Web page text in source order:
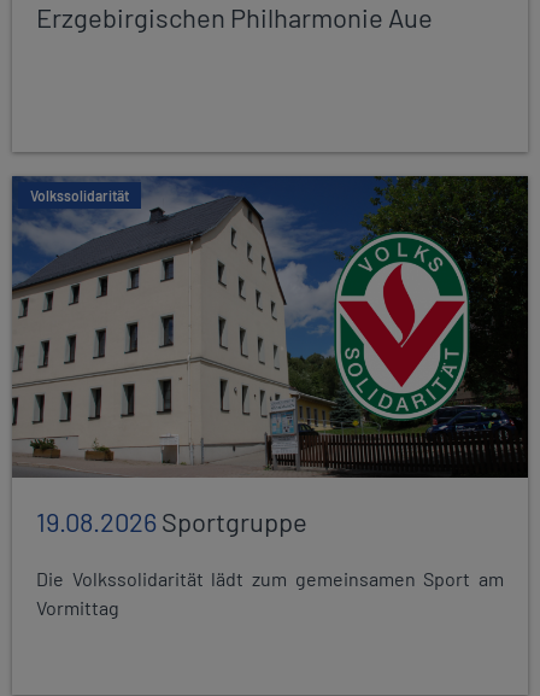
Erzgebirgischen Philharmonie Aue
Volkssolidarität
19.08.2026Sportgruppe
Die Volkssolidarität lädt zum gemeinsamen Sport am
Vormittag